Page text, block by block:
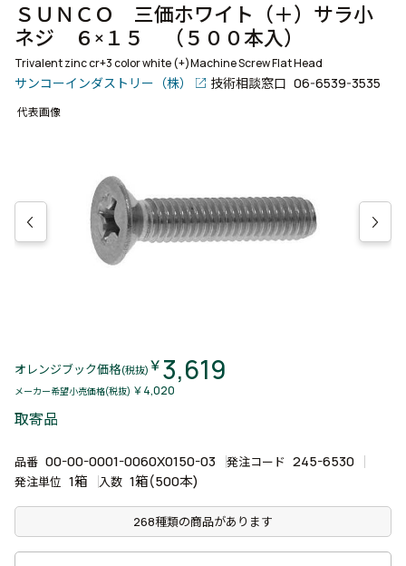
ＳＵＮＣＯ 三価ホワイト（＋）サラ小
ネジ ６×１５ （５００本入）
Trivalent zinc cr+3 color white (+)Machine Screw Flat Head
サンコーインダストリー（株） 技術相談窓口 06-6539-3535
代表画像
オレンジブック価格(税抜) ￥3,619
メーカー希望小売価格(税抜) ￥4,020
取寄品
品番 00-00-0001-0060X0150-03 発注コード 245-6530
発注単位 1箱 入数 1箱(500本)
268種類の商品があります